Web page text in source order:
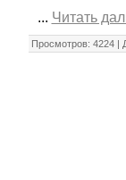
... Читать
Просмотров: 4224 |